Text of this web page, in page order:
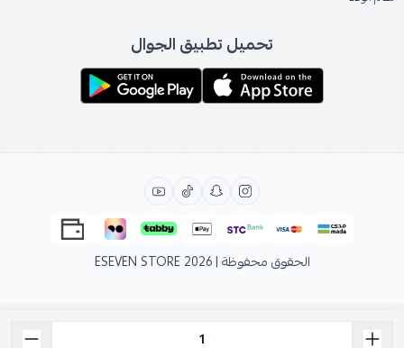
تحميل تطبيق الجوال
الحقوق محفوظة | 2026 ESEVEN STORE